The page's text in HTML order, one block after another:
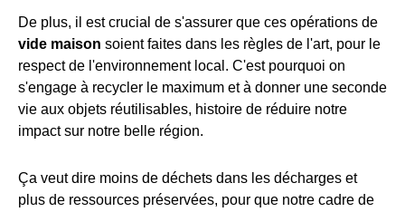
De plus, il est crucial de s'assurer que ces opérations de
vide maison soient faites dans les règles de l'art, pour le
respect de l'environnement local. C'est pourquoi on
s'engage à recycler le maximum et à donner une seconde
vie aux objets réutilisables, histoire de réduire notre
impact sur notre belle région.
Ça veut dire moins de déchets dans les décharges et
plus de ressources préservées, pour que notre cadre de